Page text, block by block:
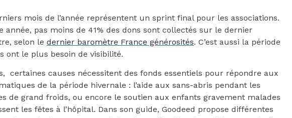
mois de l’année représentent un sprint final pour les associations.
année, pas moins de 41% des dons sont collectés sur le dernier
selon ledernier baromètre France générosités. C’est aussi la période
ont le plus besoin de visibilité.
certaines causes nécessitent des fonds essentiels pour répondre aux
de la période hivernale : l’aide aux sans-abris pendant les
de grand froids, ou encore le soutien aux enfants gravement malades
les fêtes à l’hôpital. Dans son guide, Goodeed propose différentes